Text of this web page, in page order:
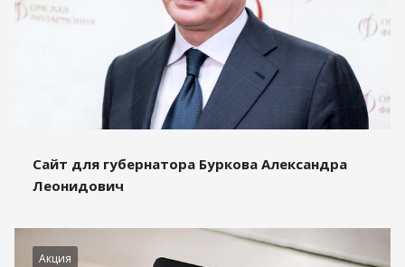
Сайт для губернатора Буркова Александра
Леонидович
Акция